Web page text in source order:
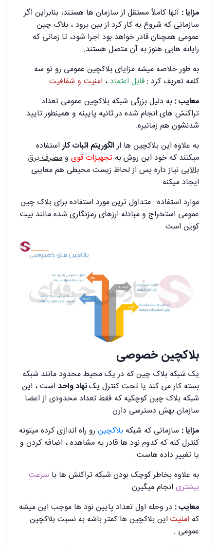
مزایا : آنها کاملاً مستقل از سازمان ها هستند، بنابراین اگر
سازمانی که شروع به کار کرد از بین برود ، بلاک چین
عمومی همچنان قادر خواهد بود اجرا شود، تا زمانی که
رایانه هایی هنوز به آن متصل هستند.
به طور خلاصه میشه مزایای بلاکچین عمومی رو تو سه
کلمه تعریف کرد :قابل اعتماد،امنیت و شفافیت
معایب : به دلیل بزرگی شبکه بلاکچین عمومی تعداد
تراکنش های انجام شده در ثانیه پایینه و همینطور تایید
شدنشون هم زمانبره.
به علاوه این بلاکچین ها ازالگوریتم اثبات کاراستفاده
میکنند که خود این روش به تجهیزات قوی ومصرف برق
بالایی نیاز داره پس از لحاظ زیست محیطی هم معایبی
ایجاد میکنه
موارد استفاده : متداول ترین مورد استفاده برای بلاک چین
عمومی استخراج و مبادله ارزهای رمزنگاری شده مانند بیت
کوین است
بلاکچین خصوصی
یک شبکه بلاک چین که در یک محیط محدود مانند شبکه
بسته کار می کند یا تحت کنترل یکنهاد واحد است ، این
شبکه بلاک چین کوچکیه که فقط تعداد محدودی از اعضا
سازمان بهش دسترسی دارن
مزایا : سازمانی که شبکه بلاکچین رو راه اندازی کرده میتونه
کنترل کنه که کدوم نود ها قادر به مشاهده ، اضافه کردن و
یا تغییر داده هاست .
به علاوه بخاطر کوچک بودن شبکه تراکنش ها با سرعت
بیشتری انجام میگیرن
معایب : در وحله اول تعداد پایین نود ها موجب این میشه
که امنیت این بلاکچین ها کمتر باشه به نسبت بلاکچین
عمومی .